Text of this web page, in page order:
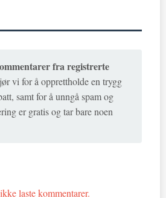
fra registrerte
vi for å opprettholde en trygg
samt for å unngå spam og
er gratis og tar bare noen
laste kommentarer.